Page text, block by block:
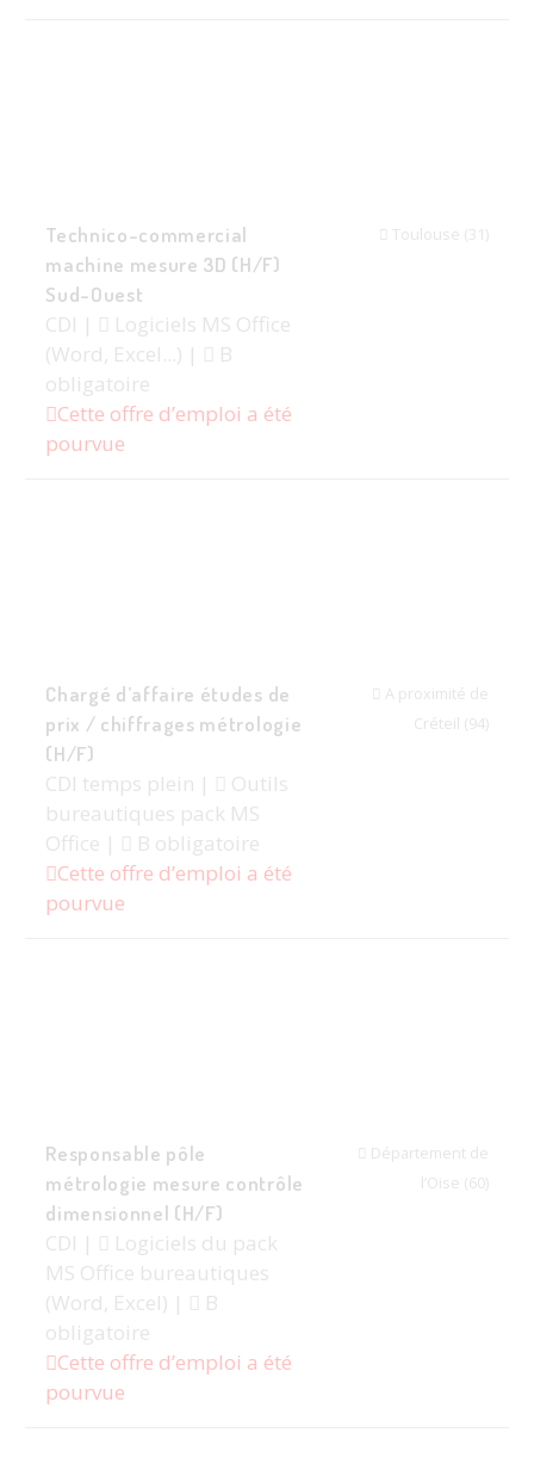
Technico-commercial
machine mesure 3D (H/F)
Sud-Ouest
CDI |
Logiciels MS Office
(Word, Excel...) |
B
obligatoire
Cette offre d’emploi a été
pourvue
Toulouse (31)
Chargé d’affaire études de
prix / chiffrages métrologie
(H/F)
CDI temps plein |
Outils
bureautiques pack MS
Office |
B obligatoire
Cette offre d’emploi a été
pourvue
A proximité de
Créteil (94)
Responsable pôle
métrologie mesure contrôle
dimensionnel (H/F)
CDI |
Logiciels du pack
MS Office bureautiques
(Word, Excel) |
B
obligatoire
Cette offre d’emploi a été
pourvue
Département de
l’Oise (60)